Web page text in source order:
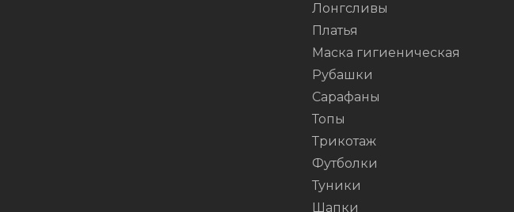
Лонгсливы
Платья
Маска гигиеническая
Рубашки
Сарафаны
Топы
Трикотаж
Футболки
Туники
Шапки